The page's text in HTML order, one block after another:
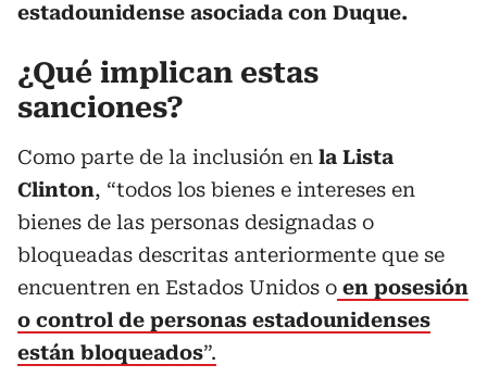
estadounidense asociada con Duque.
¿Qué implican estas
sanciones?
Como parte de la inclusión en la Lista
Clinton, “todos los bienes e intereses en
bienes de las personas designadas o
bloqueadas descritas anteriormente que se
encuentren en Estados Unidos o en posesión
o control de personas estadounidenses
están bloqueados”.